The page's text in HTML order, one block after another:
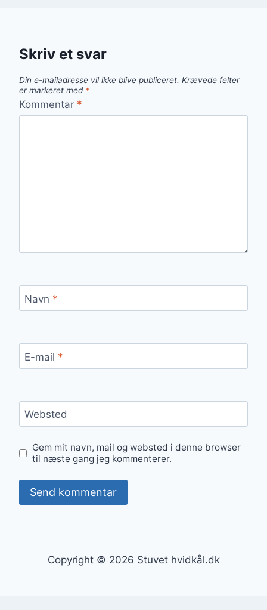
Skriv et svar
Din e-mailadresse vil ikke blive publiceret. Krævede felter
er markeret med *
Kommentar *
Navn *
E-mail *
Websted
Gem mit navn, mail og websted i denne browser
til næste gang jeg kommenterer.
Copyright © 2026 Stuvet hvidkål.dk